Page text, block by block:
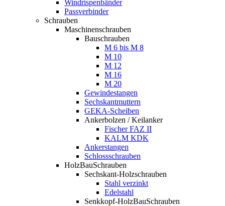
Windrispenbänder
Passverbinder
Schrauben
Maschinenschrauben
Bauschrauben
M 6 bis M 8
M 10
M 12
M 16
M 20
Gewindestangen
Sechskantmuttern
GEKA-Scheiben
Ankerbolzen / Keilanker
Fischer FAZ II
KALM KDK
Ankerstangen
Schlossschrauben
HolzBauSchrauben
Sechskant-Holzschrauben
Stahl verzinkt
Edelstahl
Senkkopf-HolzBauSchrauben